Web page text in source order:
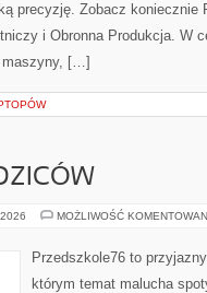
precyzję. Zobacz koniecznie
i Obronna Produkcja. W
maszyny, […]
MOŻLIWOŚĆ
Przedszkole76 to
którym temat malucha